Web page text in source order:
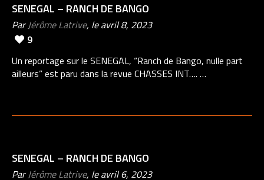
SENEGAL – RANCH DE BANGO
ParJérôme Latrive, le avril 8, 2023
9
Un reportage sur le SENEGAL, “Ranch de Bango, nulle part
ailleurs” est paru dans la revue CHASSES INT…. …
SENEGAL – RANCH DE BANGO
ParJérôme Latrive, le avril 6, 2023